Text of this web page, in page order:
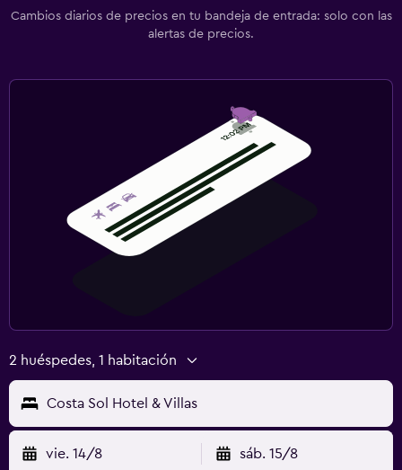
Cambios diarios de precios en tu bandeja de entrada: solo con las
alertas de precios.
2 huéspedes, 1 habitación
Costa Sol Hotel & Villas
vie. 14/8 sáb. 15/8